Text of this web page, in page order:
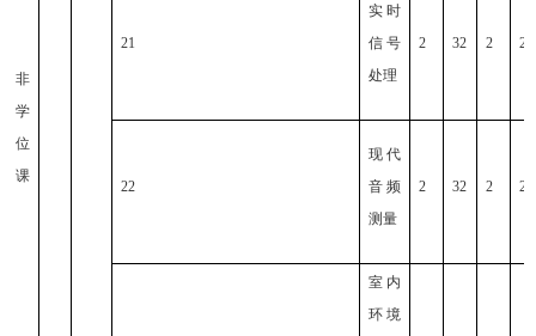
非
学
位
课
21
实时
信号
处理
2 32 2 2
22
现代
音频
测量
2 32 2 2
室内
环境